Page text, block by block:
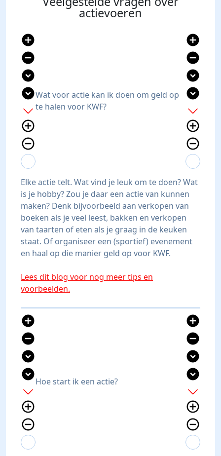
actievoeren
add_circle
remove_circle
expand_circle_down
expand_circle_down
add
add_circle_outline
remove_circle_outline
expand_more
expand_less
Wat voor actie kan ik doen om geld op
te halen voor KWF?
add_circle
remove_circle
expand_circle_down
expand_circle_down
add
add_circle_outline
remove_circle_outline
expand_more
expand_less
Elke actie telt. Wat vind je leuk om te doen? Wat
is je hobby? Zou je daar een actie van kunnen
maken? Denk bijvoorbeeld aan verkopen van
boeken als je veel leest, bakken en verkopen
van taarten of eten als je graag in de keuken
staat. Of organiseer een (sportief) evenement
en haal op die manier geld op voor KWF.
Lees dit blog voor nog meer tips en
voorbeelden.
add_circle
remove_circle
expand_circle_down
expand_circle_down
add
add_circle_outline
remove_circle_outline
expand_more
expand_less
Hoe start ik een actie?
add_circle
remove_circle
expand_circle_down
expand_circle_down
add
add_circle_outline
remove_circle_outline
expand_more
expand_less